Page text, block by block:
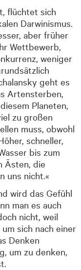
flüchtet sich
Darwinismus.
aber früher
Wettbewerb,
weniger
geht es
Artensterben,
Planeten,
zu großen
muss, obwohl
schneller,
bis zum
Ästen, die
uns nicht.«
wird das Gefühl
man es auch
nicht, weil
sich nach einer
Denken
um zu denken,